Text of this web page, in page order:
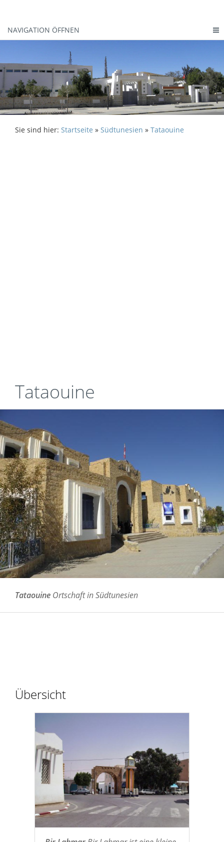
NAVIGATION ÖFFNEN
Sie sind hier: Startseite » Südtunesien » Tataouine
Tataouine
Tataouine Ortschaft in Südtunesien
Übersicht